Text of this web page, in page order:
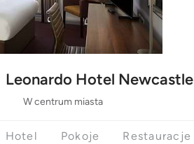
Leonardo Hotel Newcastle
W centrum miasta
Hotel Pokoje Restauracje